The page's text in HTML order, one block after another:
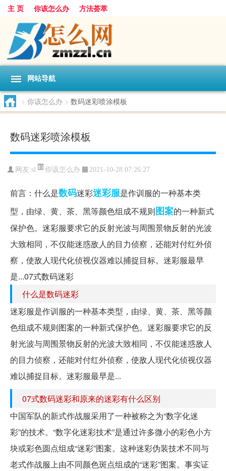
主 页 你该怎么办 方法荟萃
网站导航
> 你该怎么办 > 数码迷彩喷涂模板
数码迷彩喷涂模板
网友:sl 你该怎么办 2021-10-28 07:26:27
前言：什么是数码迷彩迷彩服是作训服的一种基本类
型，由绿、黄、茶、黑等颜色组成不规则图案的一种新式
保护色。迷彩服要求它的反射光波与周围景物反射的光波
大致相同，不仅能迷惑敌人的目力侦察，还能对付红外侦
察，使敌人现代化侦视仪器难以捕捉目标。迷彩服最早
是...07式数码迷彩
什么是数码迷彩
迷彩服是作训服的一种基本类型，由绿、黄、茶、黑等颜
色组成不规则图案的一种新式保护色。迷彩服要求它的反
射光波与周围景物反射的光波大致相同，不仅能迷惑敌人
的目力侦察，还能对付红外侦察，使敌人现代化侦视仪器
难以捕捉目标。迷彩服最早是...
07式数码迷彩和原来的迷彩有什么区别
中国军队的新式作战服采用了一种被称之为“数字化迷
彩”的技术。“数字化迷彩技术”是通过许多微小的彩色小方
块或彩色圆点组成“迷彩”图案。这种迷彩伪装技术不同与
老式作战服上由不同颜色斑点组成的“迷彩”图案。事实证